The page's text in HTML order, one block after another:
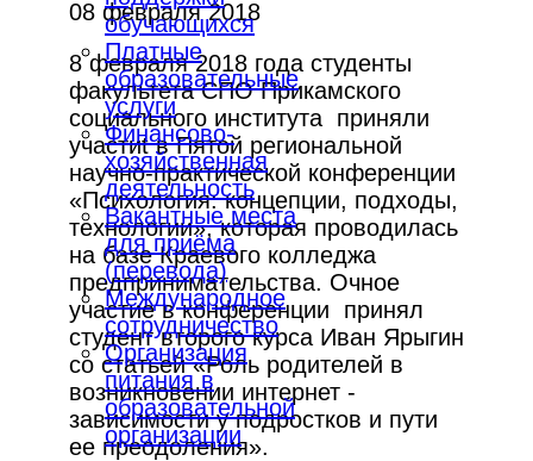
обучающихся
Платные
образовательные
услуги
Финансово-
хозяйственная
деятельность
Вакантные места
для приёма
(перевода)
Международное
сотрудничество
Организация
питания в
образовательной
организации
08 февраля 2018
8 февраля 2018 года студенты
факультета СПО Прикамского
социального института приняли
участиt в Пятой региональной
научно-практической конференции
«Психология: концепции, подходы,
технологии», которая проводилась
на базе Краевого колледжа
предпринимательства. Очное
участие в конференции принял
студент второго курса Иван Ярыгин
со статьей «Роль родителей в
возникновении интернет -
зависимости у подростков и пути
ее преодоления».